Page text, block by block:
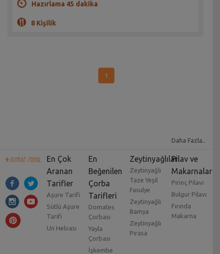
Hazırlama 45 dakika
8 Kişilik
1
Daha Fazla..
En Çok
Aranan
Tarifler
Aşure Tarifi
Sütlü Aşure
Tarifi
Un Helvası
En
Beğenilen
Çorba
Tarifleri
Domates
Çorbası
Yayla
Çorbası
İşkembe
Zeytinyağlılar
Zeytinyağlı
Taze Yeşil
Fasulye
Zeytinyağlı
Bamya
Zeytinyağlı
Pırasa
Pilav ve
Makarnalar
Pirinç Pilavı
Bulgur Pilavı
Fırında
Makarna